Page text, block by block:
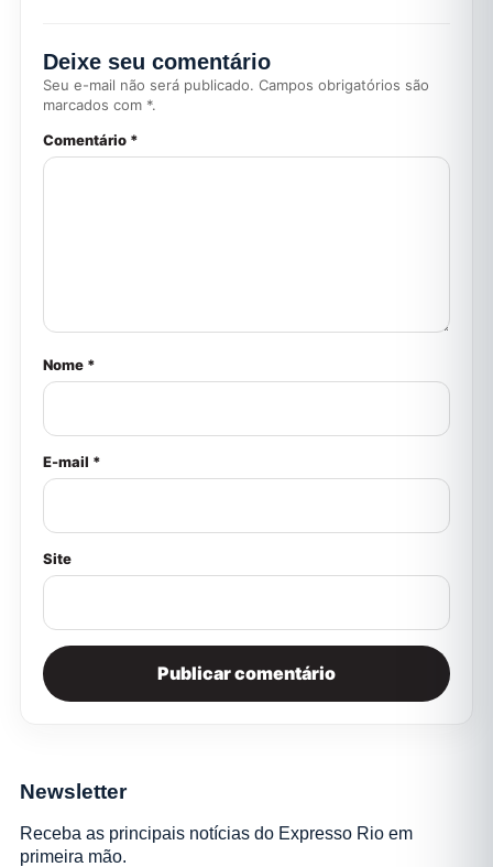
Deixe seu comentário
Seu e-mail não será publicado. Campos obrigatórios são
marcados com *.
Comentário *
Nome *
E-mail *
Site
Newsletter
Receba as principais notícias do Expresso Rio em
primeira mão.